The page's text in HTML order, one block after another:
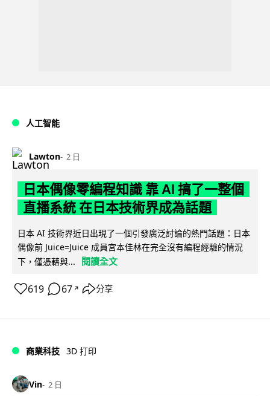
人工智能
Lawton 2 日
日本偶像零編程知識 靠 AI 搞了一整個
直播系統 在日本技術界成為話題
日本 AI 技術界近日出現了一個引發廣泛討論的熱門話題：日本
偶像前 Juice=Juice 成員宮本佳林在完全沒有編程經驗的情況
下，僅憑藉與...
閱讀全文
619 67 ↗ 分享
商業科技 3D 打印
Vin 2 日